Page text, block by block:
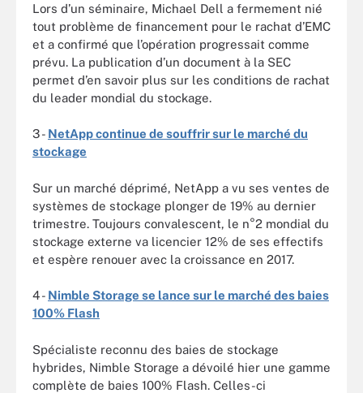
Lors d’un séminaire, Michael Dell a fermement nié
tout problème de financement pour le rachat d’EMC
et a confirmé que l’opération progressait comme
prévu. La publication d’un document à la SEC
permet d’en savoir plus sur les conditions de rachat
du leader mondial du stockage.
3 - NetApp continue de souffrir sur le marché du
stockage
Sur un marché déprimé, NetApp a vu ses ventes de
systèmes de stockage plonger de 19% au dernier
trimestre. Toujours convalescent, le n°2 mondial du
stockage externe va licencier 12% de ses effectifs
et espère renouer avec la croissance en 2017.
4 - Nimble Storage se lance sur le marché des baies
100% Flash
Spécialiste reconnu des baies de stockage
hybrides, Nimble Storage a dévoilé hier une gamme
complète de baies 100% Flash. Celles-ci